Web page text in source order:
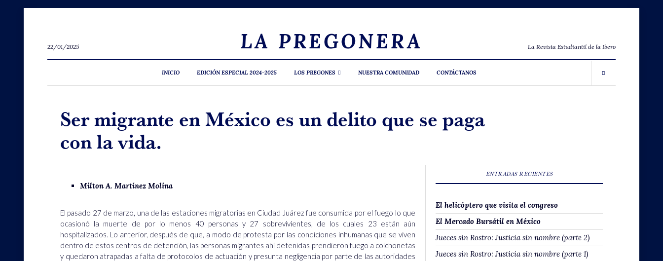
LA PREGONERA
22/01/2025 La Revista Estudiantil de la Ibero
INICIO EDICIÓN ESPECIAL 2024-2025 LOS PREGONES NUESTRA COMUNIDAD CONTÁCTANOS
Ser migrante en México es un delito que se paga
con la vida.
Milton A. Martínez Molina
El pasado 27 de marzo, una de las estaciones migratorias en Ciudad Juárez fue consumida por el fuego lo que
ocasionó la muerte de por lo menos 40 personas y 27 sobrevivientes, de los cuales 23 están aún
hospitalizados. Lo anterior, después de que, a modo de protesta por las condiciones inhumanas que se viven
dentro de estos centros de detención, las personas migrantes ahí detenidas prendieron fuego a colchonetas
y quedaron atrapadas a falta de protocolos de actuación y presunta negligencia por parte de las autoridades
ENTRADAS RECIENTES
El helicóptero que visita el congreso
El Mercado Bursátil en México
Jueces sin Rostro: Justicia sin nombre (parte 2)
Jueces sin Rostro: Justicia sin nombre (parte 1)